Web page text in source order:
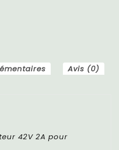
Avis (0)
42V 2A pour